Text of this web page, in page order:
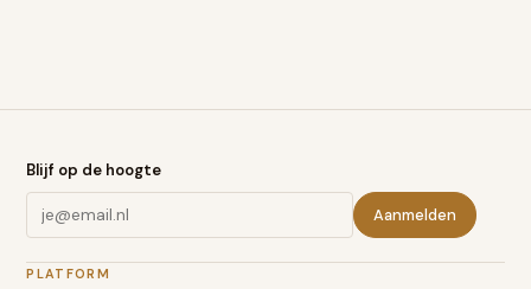
Blijf op de hoogte
Aanmelden
PLATFORM